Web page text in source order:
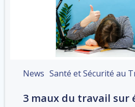
News Santé et Sécurité au
3 maux du travail sur